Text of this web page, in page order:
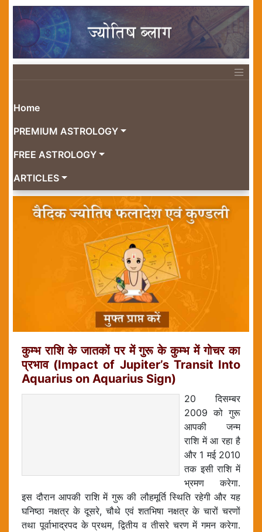
Home
PREMIUM ASTROLOGY
FREE ASTROLOGY
ARTICLES
कुम्भ राशि के जातकों पर में गुरू के कुम्भ में गोचर का
प्रभाव (Impact of Jupiter’s Transit Into
Aquarius on Aquarius Sign)
20 दिसम्बर
2009 को गुरू
आपकी जन्म
राशि में आ रहा है
और 1 मई 2010
तक इसी राशि में
भ्रमण करेगा.
इस दौरान आपकी राशि में गुरू की लौहमूर्ति स्थिति रहेगी और यह
घनिष्ठा नक्षत्र के दूसरे, चौथे एवं शतभिषा नक्षत्र के चारों चरणों
तथा पूर्वाभाद्रपद के प्रथम, द्वितीय व तीसरे चरण में गमन करेगा.